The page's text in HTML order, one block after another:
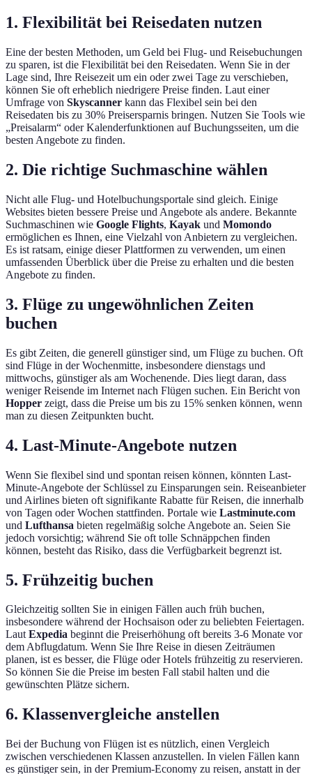
1. Flexibilität bei Reisedaten nutzen
Eine der besten Methoden, um Geld bei Flug- und Reisebuchungen
zu sparen, ist die Flexibilität bei den Reisedaten. Wenn Sie in der
Lage sind, Ihre Reisezeit um ein oder zwei Tage zu verschieben,
können Sie oft erheblich niedrigere Preise finden. Laut einer
Umfrage von Skyscanner kann das Flexibel sein bei den
Reisedaten bis zu 30% Preisersparnis bringen. Nutzen Sie Tools wie
„Preisalarm“ oder Kalenderfunktionen auf Buchungsseiten, um die
besten Angebote zu finden.
2. Die richtige Suchmaschine wählen
Nicht alle Flug- und Hotelbuchungsportale sind gleich. Einige
Websites bieten bessere Preise und Angebote als andere. Bekannte
Suchmaschinen wie Google Flights, Kayak und Momondo
ermöglichen es Ihnen, eine Vielzahl von Anbietern zu vergleichen.
Es ist ratsam, einige dieser Plattformen zu verwenden, um einen
umfassenden Überblick über die Preise zu erhalten und die besten
Angebote zu finden.
3. Flüge zu ungewöhnlichen Zeiten
buchen
Es gibt Zeiten, die generell günstiger sind, um Flüge zu buchen. Oft
sind Flüge in der Wochenmitte, insbesondere dienstags und
mittwochs, günstiger als am Wochenende. Dies liegt daran, dass
weniger Reisende im Internet nach Flügen suchen. Ein Bericht von
Hopper zeigt, dass die Preise um bis zu 15% senken können, wenn
man zu diesen Zeitpunkten bucht.
4. Last-Minute-Angebote nutzen
Wenn Sie flexibel sind und spontan reisen können, könnten Last-
Minute-Angebote der Schlüssel zu Einsparungen sein. Reiseanbieter
und Airlines bieten oft signifikante Rabatte für Reisen, die innerhalb
von Tagen oder Wochen stattfinden. Portale wie Lastminute.com
und Lufthansa bieten regelmäßig solche Angebote an. Seien Sie
jedoch vorsichtig; während Sie oft tolle Schnäppchen finden
können, besteht das Risiko, dass die Verfügbarkeit begrenzt ist.
5. Frühzeitig buchen
Gleichzeitig sollten Sie in einigen Fällen auch früh buchen,
insbesondere während der Hochsaison oder zu beliebten Feiertagen.
LautExpedia beginnt die Preiserhöhung oft bereits 3-6 Monate vor
dem Abflugdatum. Wenn Sie Ihre Reise in diesen Zeiträumen
planen, ist es besser, die Flüge oder Hotels frühzeitig zu reservieren.
So können Sie die Preise im besten Fall stabil halten und die
gewünschten Plätze sichern.
6. Klassenvergleiche anstellen
Bei der Buchung von Flügen ist es nützlich, einen Vergleich
zwischen verschiedenen Klassen anzustellen. In vielen Fällen kann
es günstiger sein, in der Premium-Economy zu reisen, anstatt in der